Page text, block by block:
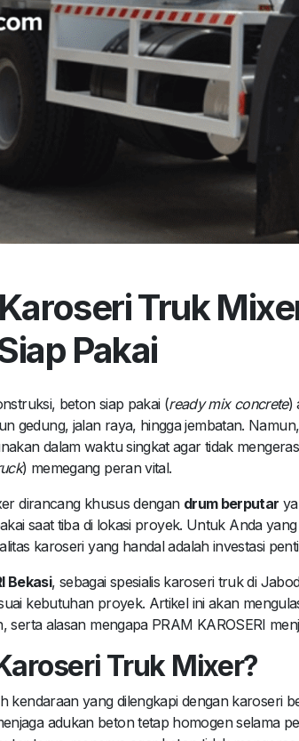
Truk
Pakai
beton siap pakai (ready mix concrete)
gedung, jalan raya, hingga jembatan.
dalam waktu singkat agar tidak
) memegang peran vital.
dirancang khusus dengan drum berputar
saat tiba di lokasi proyek. Untuk Anda
karoseri yang handal adalah investasi
Bekasi, sebagai spesialis karoseri truk di
kebutuhan proyek. Artikel ini akan
serta alasan mengapa PRAM KAROSERI
Truk Mixer?
kendaraan yang dilengkapi dengan karoseri
adukan beton tetap homogen selama